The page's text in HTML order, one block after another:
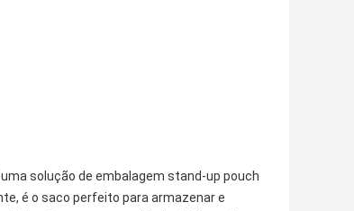
uma solução de embalagem stand-up pouch
é o saco perfeito para armazenar e